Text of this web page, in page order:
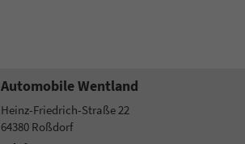
Automobile Wentland
Heinz-Friedrich-Straße 22
64380 Roßdorf